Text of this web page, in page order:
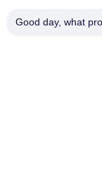
하
마텐 자이 트계
Good day, what